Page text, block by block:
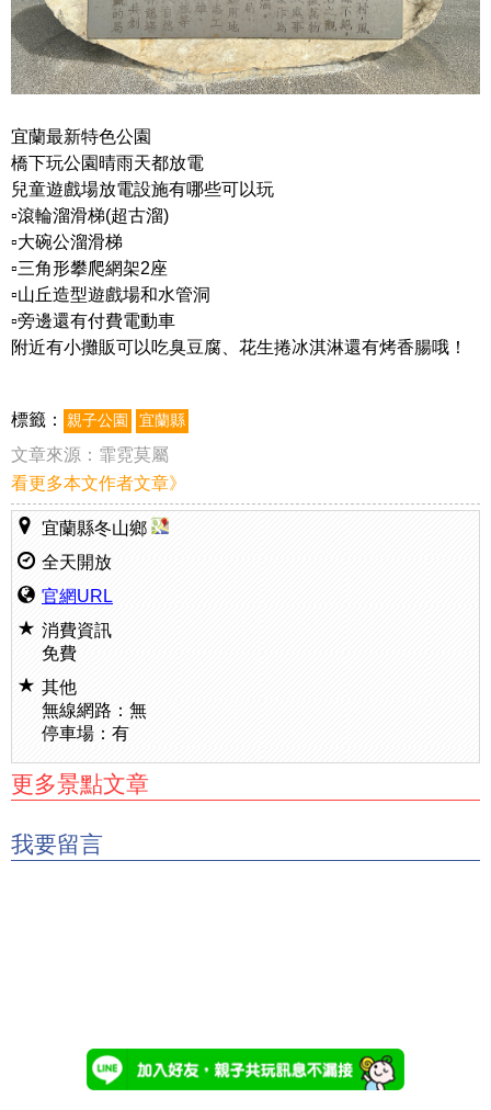
宜蘭最新特色公園
橋下玩公園晴雨天都放電
兒童遊戲場放電設施有哪些可以玩
▫️滾輪溜滑梯(超古溜)
▫️大碗公溜滑梯
▫️三角形攀爬網架2座
▫️山丘造型遊戲場和水管洞
▫️旁邊還有付費電動車
附近有小攤販可以吃臭豆腐、花生捲冰淇淋還有烤香腸哦！
標籤： 親子公園 宜蘭縣
文章來源： 霏霓莫屬
看更多本文作者文章》
宜蘭縣冬山鄉
全天開放
官網URL
消費資訊
免費
其他
無線網路：無
停車場：有
更多景點文章
我要留言